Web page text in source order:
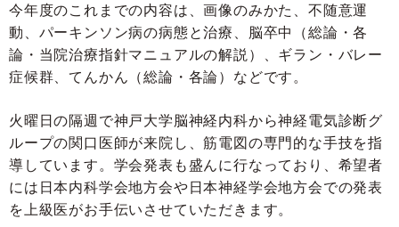
今年度のこれまでの内容は、画像のみかた、不随意運
動、パーキンソン病の病態と治療、脳卒中（総論・各
論・当院治療指針マニュアルの解説）、ギラン・バレー
症候群、てんかん（総論・各論）などです。
火曜日の隔週で神戸大学脳神経内科から神経電気診断グ
ループの関口医師が来院し、筋電図の専門的な手技を指
導しています。学会発表も盛んに行なっており、希望者
には日本内科学会地方会や日本神経学会地方会での発表
を上級医がお手伝いさせていただきます。